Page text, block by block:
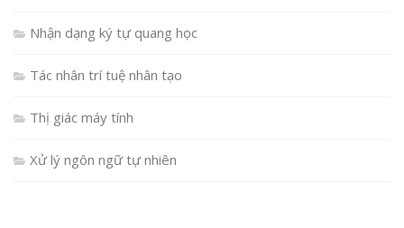
Nhận dạng ký tự quang học
Tác nhân trí tuệ nhân tạo
Thị giác máy tính
Xử lý ngôn ngữ tự nhiên